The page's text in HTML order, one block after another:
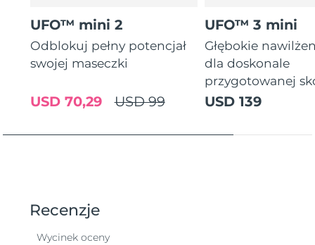
UFO™ mini 2
Odblokuj pełny potencjał
swojej maseczki
USD 99
USD 70,29
UFO™ 3 mini
Głębokie
dla doskonale
przygotowanej
USD 139